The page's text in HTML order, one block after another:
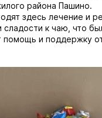
района Пашино.
здесь лечение и
сладости к чаю, что
помощь и поддержку